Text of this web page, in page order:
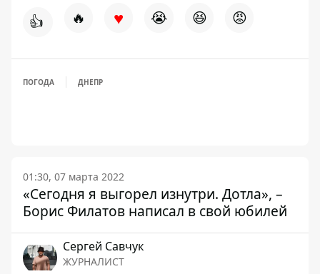
👍 🔥 ♥ 😭 😆 😡
ПОГОДА ДНЕПР
01:30, 07 марта 2022
«Сегодня я выгорел изнутри. Дотла», –
Борис Филатов написал в свой юбилей
Сергей Савчук
ЖУРНАЛИСТ